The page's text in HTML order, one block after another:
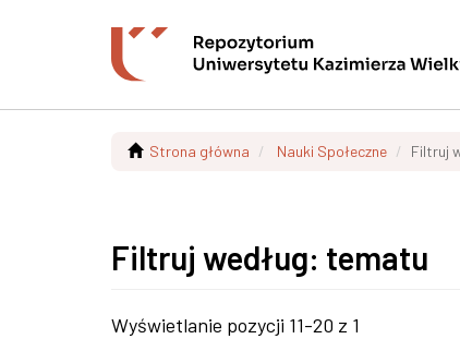
Strona główna Nauki Społeczne Filtruj
Filtruj według: tematu
Wyświetlanie pozycji 11-20 z 1